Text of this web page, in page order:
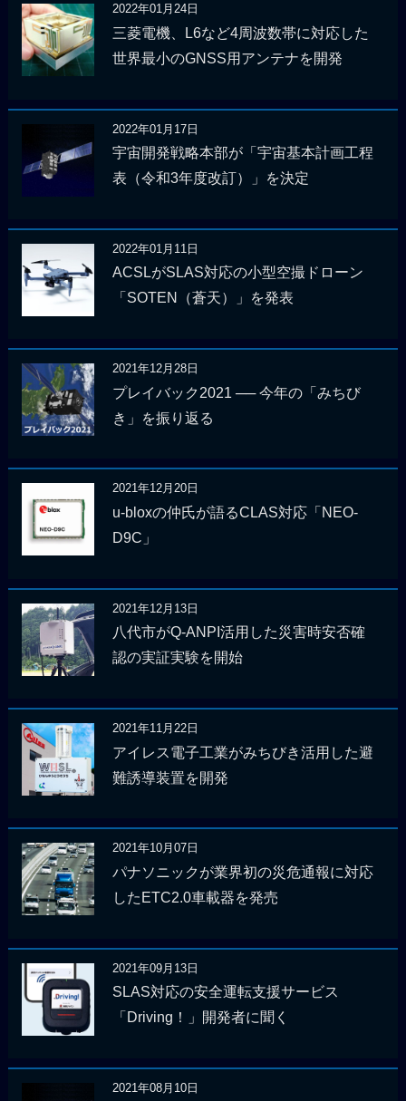
2022年01月24日
三菱電機、L6など4周波数帯に対応した
世界最小のGNSS用アンテナを開発
2022年01月17日
宇宙開発戦略本部が「宇宙基本計画工程
表（令和3年度改訂）」を決定
2022年01月11日
ACSLがSLAS対応の小型空撮ドローン
「SOTEN（蒼天）」を発表
2021年12月28日
プレイバック2021 ── 今年の「みちび
き」を振り返る
2021年12月20日
u-bloxの仲氏が語るCLAS対応「NEO-
D9C」
2021年12月13日
八代市がQ-ANPI活用した災害時安否確
認の実証実験を開始
2021年11月22日
アイレス電子工業がみちびき活用した避
難誘導装置を開発
2021年10月07日
パナソニックが業界初の災危通報に対応
したETC2.0車載器を発売
2021年09月13日
SLAS対応の安全運転支援サービス
「Driving！」開発者に聞く
2021年08月10日